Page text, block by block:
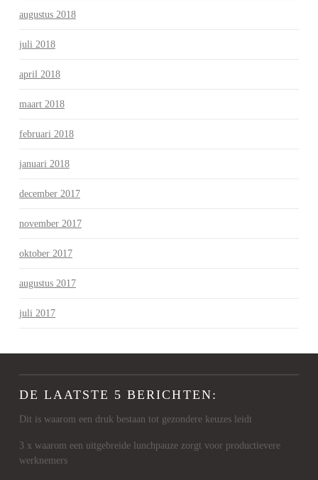
augustus 2018
juli 2018
april 2018
maart 2018
februari 2018
januari 2018
december 2017
november 2017
oktober 2017
augustus 2017
juli 2017
DE LAATSTE 5 BERICHTEN:
Dit is waarom een druk bestaan tot gezondere keuzes leidt
3 x waarom een uitgebreide lunchpauze zorgt voor productievere
werknemers